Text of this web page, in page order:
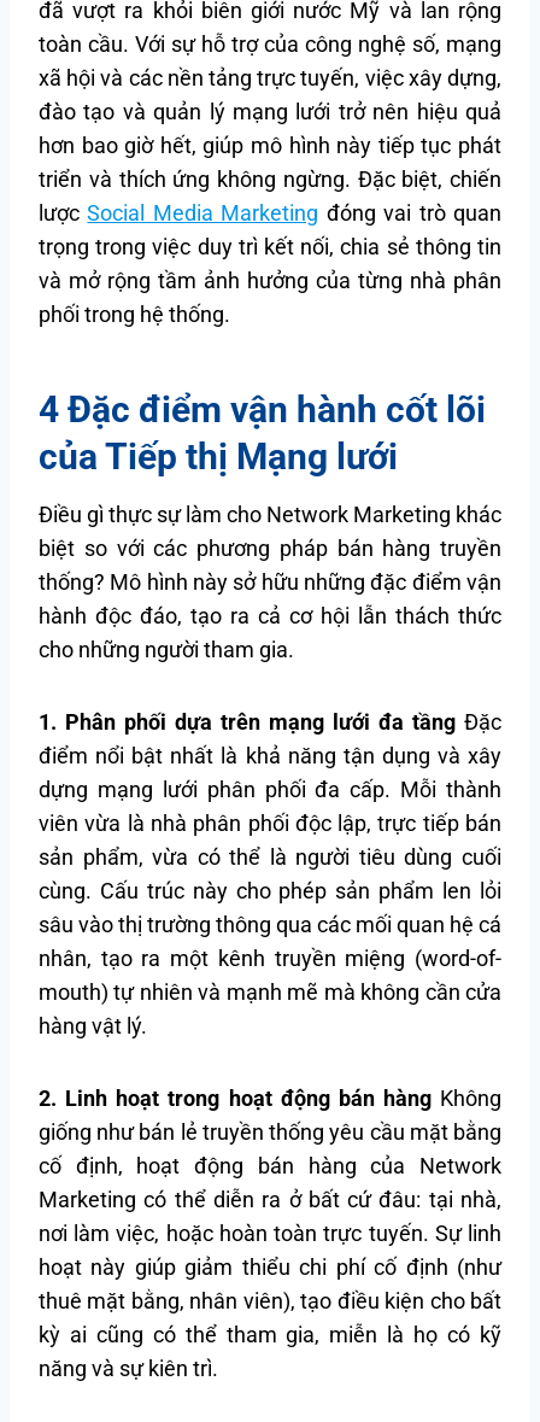
đã vượt ra khỏi biên giới nước Mỹ và lan rộng
toàn cầu. Với sự hỗ trợ của công nghệ số, mạng
xã hội và các nền tảng trực tuyến, việc xây dựng,
đào tạo và quản lý mạng lưới trở nên hiệu quả
hơn bao giờ hết, giúp mô hình này tiếp tục phát
triển và thích ứng không ngừng. Đặc biệt, chiến
lượcSocial Media Marketing đóng vai trò quan
trọng trong việc duy trì kết nối, chia sẻ thông tin
và mở rộng tầm ảnh hưởng của từng nhà phân
phối trong hệ thống.
4 Đặc điểm vận hành cốt lõi
của Tiếp thị Mạng lưới
Điều gì thực sự làm cho Network Marketing khác
biệt so với các phương pháp bán hàng truyền
thống? Mô hình này sở hữu những đặc điểm vận
hành độc đáo, tạo ra cả cơ hội lẫn thách thức
cho những người tham gia.
1. Phân phối dựa trên mạng lưới đa tầng Đặc
điểm nổi bật nhất là khả năng tận dụng và xây
dựng mạng lưới phân phối đa cấp. Mỗi thành
viên vừa là nhà phân phối độc lập, trực tiếp bán
sản phẩm, vừa có thể là người tiêu dùng cuối
cùng. Cấu trúc này cho phép sản phẩm len lỏi
sâu vào thị trường thông qua các mối quan hệ cá
nhân, tạo ra một kênh truyền miệng (word-of-
mouth) tự nhiên và mạnh mẽ mà không cần cửa
hàng vật lý.
2. Linh hoạt trong hoạt động bán hàngKhông
giống như bán lẻ truyền thống yêu cầu mặt bằng
cố định, hoạt động bán hàng của Network
Marketing có thể diễn ra ở bất cứ đâu: tại nhà,
nơi làm việc, hoặc hoàn toàn trực tuyến. Sự linh
hoạt này giúp giảm thiểu chi phí cố định (như
thuê mặt bằng, nhân viên), tạo điều kiện cho bất
kỳ ai cũng có thể tham gia, miễn là họ có kỹ
năng và sự kiên trì.